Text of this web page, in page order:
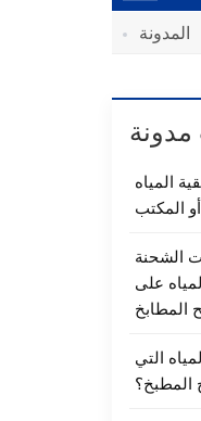
المدونة
المياه
المكتب
الشحنة
على
المطابخ
التي